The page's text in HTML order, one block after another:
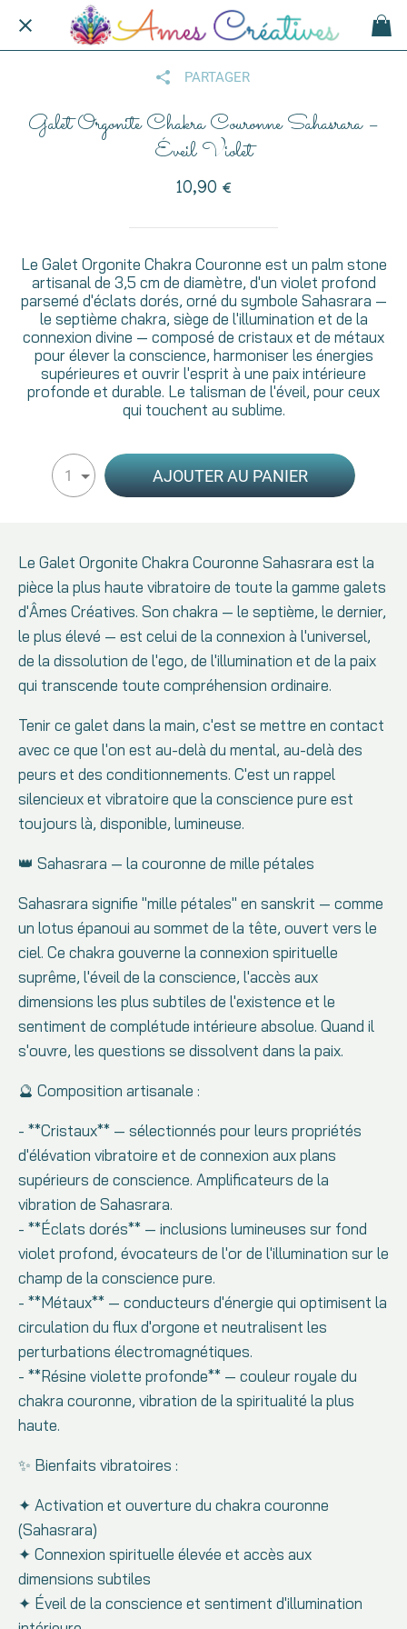
PARTAGER
Galet Orgonite Chakra Couronne Sahasrara –
Éveil Violet
10,90 €
Le Galet Orgonite Chakra Couronne est un palm stone
artisanal de 3,5 cm de diamètre, d'un violet profond
parsemé d'éclats dorés, orné du symbole Sahasrara —
le septième chakra, siège de l'illumination et de la
connexion divine — composé de cristaux et de métaux
pour élever la conscience, harmoniser les énergies
supérieures et ouvrir l'esprit à une paix intérieure
profonde et durable. Le talisman de l'éveil, pour ceux
qui touchent au sublime.
1 AJOUTER AU PANIER
Le Galet Orgonite Chakra Couronne Sahasrara est la
pièce la plus haute vibratoire de toute la gamme galets
d'Âmes Créatives. Son chakra — le septième, le dernier,
le plus élevé — est celui de la connexion à l'universel,
de la dissolution de l'ego, de l'illumination et de la paix
qui transcende toute compréhension ordinaire.
Tenir ce galet dans la main, c'est se mettre en contact
avec ce que l'on est au-delà du mental, au-delà des
peurs et des conditionnements. C'est un rappel
silencieux et vibratoire que la conscience pure est
toujours là, disponible, lumineuse.
👑 Sahasrara — la couronne de mille pétales
Sahasrara signifie "mille pétales" en sanskrit — comme
un lotus épanoui au sommet de la tête, ouvert vers le
ciel. Ce chakra gouverne la connexion spirituelle
suprême, l'éveil de la conscience, l'accès aux
dimensions les plus subtiles de l'existence et le
sentiment de complétude intérieure absolue. Quand il
s'ouvre, les questions se dissolvent dans la paix.
🔮 Composition artisanale :
- **Cristaux** — sélectionnés pour leurs propriétés
d'élévation vibratoire et de connexion aux plans
supérieurs de conscience. Amplificateurs de la
vibration de Sahasrara.
- **Éclats dorés** — inclusions lumineuses sur fond
violet profond, évocateurs de l'or de l'illumination sur le
champ de la conscience pure.
- **Métaux** — conducteurs d'énergie qui optimisent la
circulation du flux d'orgone et neutralisent les
perturbations électromagnétiques.
- **Résine violette profonde** — couleur royale du
chakra couronne, vibration de la spiritualité la plus
haute.
✨ Bienfaits vibratoires :
✦ Activation et ouverture du chakra couronne
(Sahasrara)
✦ Connexion spirituelle élevée et accès aux
dimensions subtiles
✦ Éveil de la conscience et sentiment d'illumination